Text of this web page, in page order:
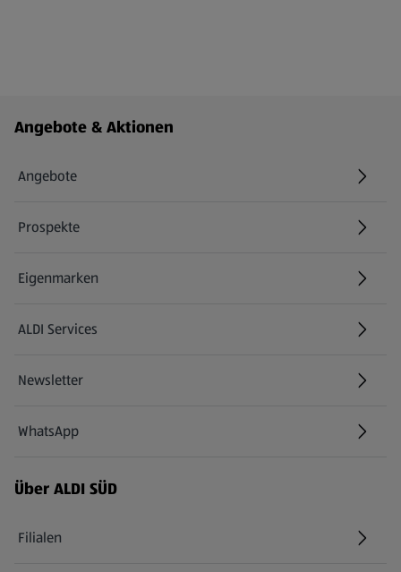
Fußzeilenmenü - weitere Links
Angebote & Aktionen
Angebote
Prospekte
Eigenmarken
ALDI Services
Newsletter
WhatsApp
Über ALDI SÜD
Filialen